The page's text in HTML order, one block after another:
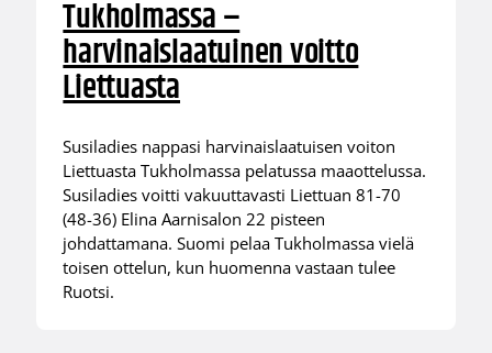
Tukholmassa –
harvinaislaatuinen voitto
Liettuasta
Susiladies nappasi harvinaislaatuisen voiton
Liettuasta Tukholmassa pelatussa maaottelussa.
Susiladies voitti vakuuttavasti Liettuan 81-70
(48-36) Elina Aarnisalon 22 pisteen
johdattamana. Suomi pelaa Tukholmassa vielä
toisen ottelun, kun huomenna vastaan tulee
Ruotsi.